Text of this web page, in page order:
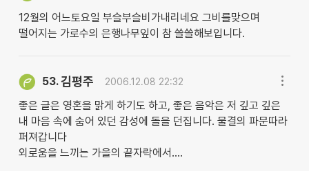
12월의 어느토요일 부슬부슬비가내리네요 그비를맞으며
떨어지는 가로수의 은행나무잎이 참 쓸쓸해보입니다.
53.김평주 2006.12.08 22:32
좋은 글은 영혼을 맑게 하기도 하고, 좋은 음악은 저 깊고 깊은
내 마음 속에 숨어 있던 감성에 돌을 던집니다. 물결의 파문따라
퍼져갑니다
외로움을 느끼는 가을의 끝자락에서....